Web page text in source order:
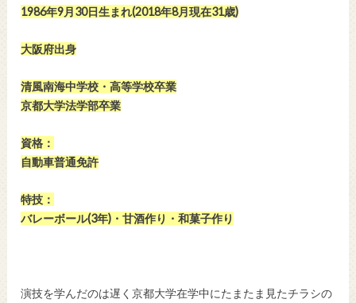
1986年9月30日生まれ(2018年8月現在31歳)
大阪府出身
清風南海中学校・高等学校卒業
京都大学法学部卒業
資格：
自動車普通免許
特技：
バレーボール(3年)・甘酒作り・和菓子作り
演技を学んだのは遅く京都大学在学中にたまたま見たチラシの